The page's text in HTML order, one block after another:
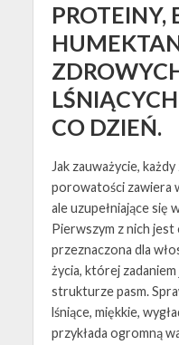
PROTEINY,
CO DZIEŃ.
Jak zauważycie,
porowatości zawiera
ale uzupełniające się
Pierwszym z nich
przeznaczona dla
życia, której
strukturze pasm.
lśniące, miękkie,
przykłada ogromną